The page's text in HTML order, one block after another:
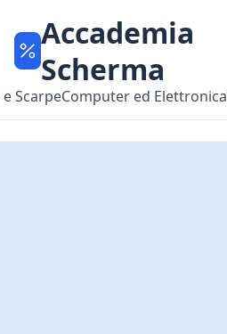
Accademia
Scherma
ScarpeComputer ed Elettronica